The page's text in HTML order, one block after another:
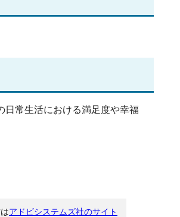
日常生活における満足度や幸福
アドビシステムズ社のサイト